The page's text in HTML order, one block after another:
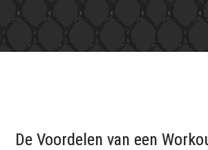
De Voordelen van een